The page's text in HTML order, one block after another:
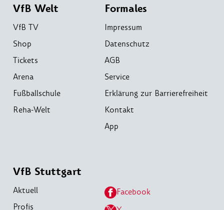
VfB Welt
VfB TV
Shop
Tickets
Arena
Fußballschule
Reha-Welt
Formales
Impressum
Datenschutz
AGB
Service
Erklärung zur Barrierefreiheit
Kontakt
App
VfB Stuttgart
Aktuell
Profis
Facebook